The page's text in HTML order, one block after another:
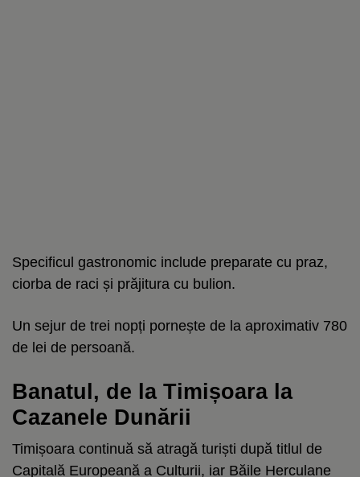
Specificul gastronomic include preparate cu praz,
ciorba de raci și prăjitura cu bulion.
Un sejur de trei nopți pornește de la aproximativ 780
de lei de persoană.
Banatul, de la Timișoara la
Cazanele Dunării
Timișoara continuă să atragă turiști după titlul de
Capitală Europeană a Culturii, iar Băile Herculane